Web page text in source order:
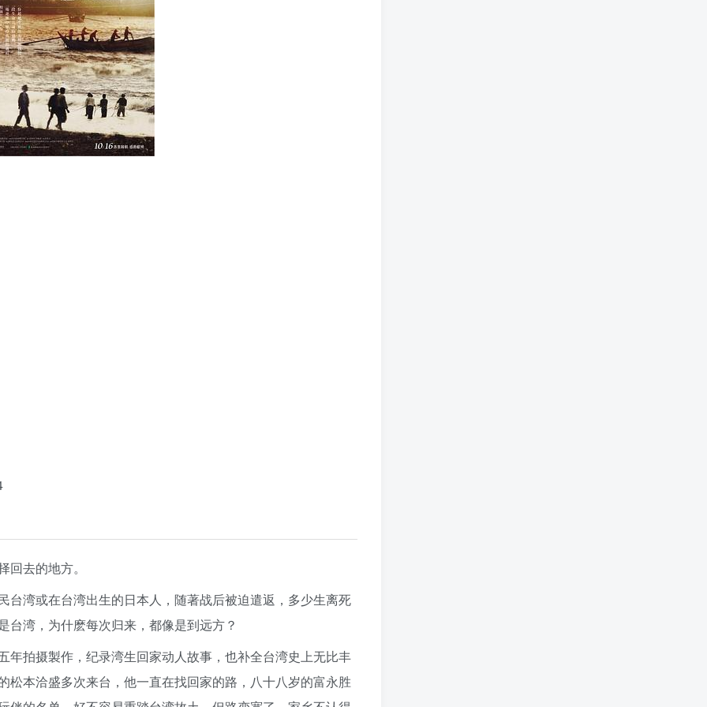
去的地方。
台湾或在台湾出生的日本人，随著战后被迫遣返，多少生离死
台湾，为什麽每次归来，都像是到远方？
年拍摄製作，纪录湾生回家动人故事，也补全台湾史上无比丰
松本洽盛多次来台，他一直在找回家的路，八十八岁的富永胜